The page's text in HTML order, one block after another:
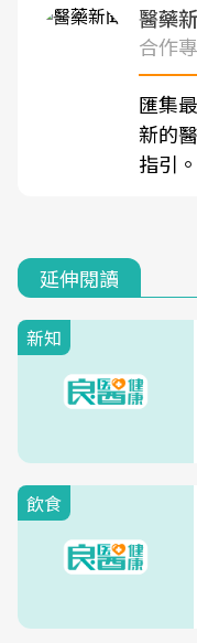
醫藥
合作
匯集
新的
指引。
延伸閱讀
新知
飲食